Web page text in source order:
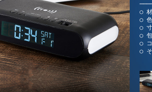
○
○
○
○
○
○ そ